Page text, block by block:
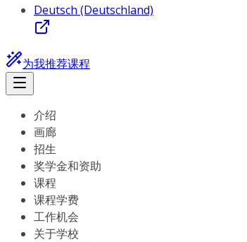
Deutsch (Deutschland)
为我推荐课程
介绍
画廊
招生
奖学金和资助
课程
课程学费
工作机会
关于学校